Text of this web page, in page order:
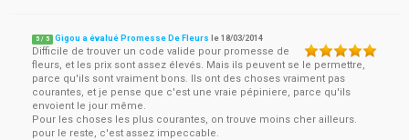
5 / 5 Gigou a évalué Promesse De Fleurs le18/03/2014
Difficile de trouver un code valide pour promesse de
fleurs, et les prix sont assez élevés. Mais ils peuvent se le permettre,
parce qu'ils sont vraiment bons. Ils ont des choses vraiment pas
courantes, et je pense que c'est une vraie pépiniere, parce qu'ils
envoient le jour même.
Pour les choses les plus courantes, on trouve moins cher ailleurs.
pour le reste, c'est assez impeccable.